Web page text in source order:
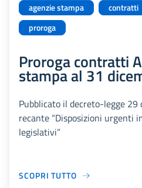
agenzie stampa
contratti
proroga
Proroga contratti
stampa al 31
Pubblicato il decreto-legge
recante “Disposizioni urgenti
legislativi”
SCOPRI TUTTO